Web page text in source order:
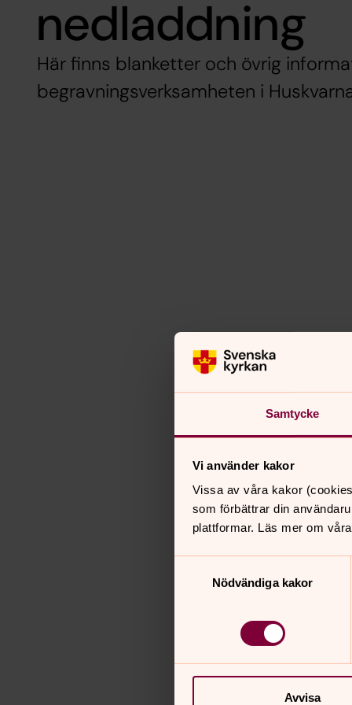
Samtycke
Vi använder kakor
Vissa av våra kakor
som förbättrar din
plattformar. Läs mer om
Nödvändiga kakor
Avvisa
nedladdning
Här finns blanketter och övrig
begravningsverksamheten i